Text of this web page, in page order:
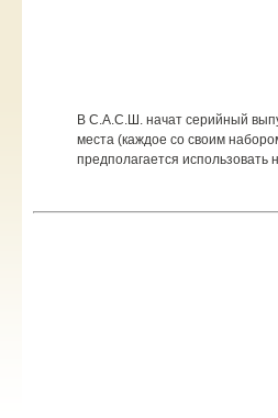
В С.А.С.Ш. начат серийный
места (каждое со своим
предполагается использовать